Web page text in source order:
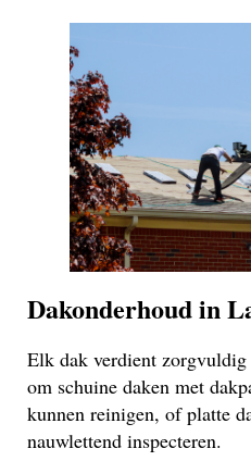
Dakonderhoud in
Elk dak verdient
om schuine daken met
kunnen reinigen, of platte
nauwlettend inspecteren.